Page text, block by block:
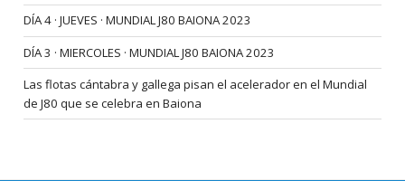
DÍA 4 · JUEVES · MUNDIAL J80 BAIONA 2023
DÍA 3 · MIERCOLES · MUNDIAL J80 BAIONA 2023
Las flotas cántabra y gallega pisan el acelerador en el Mundial
de J80 que se celebra en Baiona